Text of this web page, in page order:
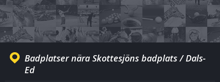
Badplatser nära Skottesjöns badplats / Dals-
Ed